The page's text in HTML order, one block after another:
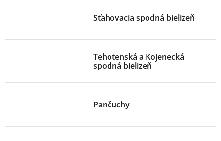
Sťahovacia spodná bielizeň
Tehotenská a Kojenecká
spodná bielizeň
Pančuchy